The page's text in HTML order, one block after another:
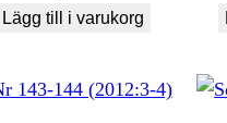
Lägg till i varukorg